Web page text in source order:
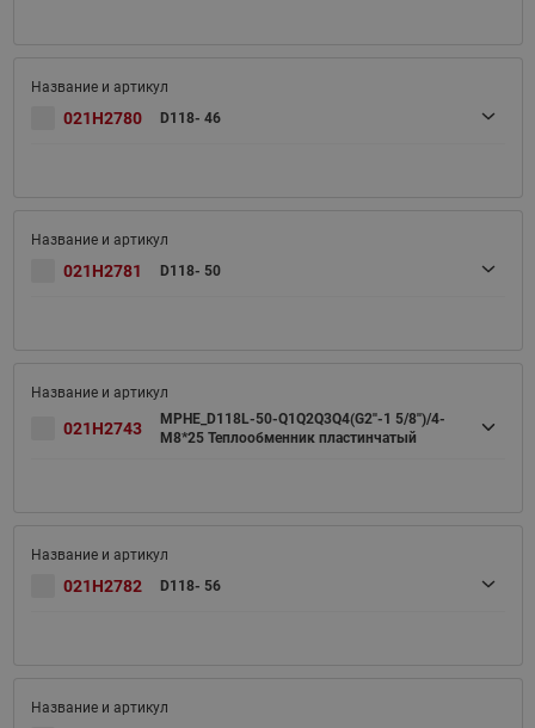
021H2780 D118- 46
021H2781 D118- 50
021H2743
MPHE_D118L-50-Q1Q2Q3Q4(G2''-1 5/8'')/4-
M8*25 Теплообменник пластинчатый
021H2782 D118- 56